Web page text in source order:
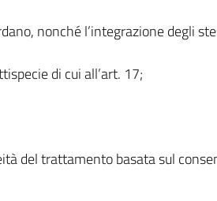
nonché l’integrazione degli
di cui all’art. 17;
del trattamento basata sul